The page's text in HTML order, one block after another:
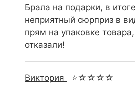
Брала на подарки, в
неприятный сюрприз в
прям на упаковке
отказали!
Виктория
⭐☆☆☆☆